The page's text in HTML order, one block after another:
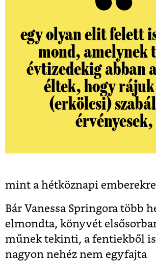
egy olyan elit felett
mond, amelynek
évtizedekig abban
éltek, hogy
(erkölcsi)
érvényesek,
mint a hétköznapi
Bár Vanessa Springora több
elmondta, könyvét
műnek tekinti, a fentiekből
nagyon nehéz nem egyfajta